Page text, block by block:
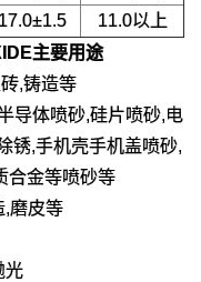
17.0±1.5
11.0以上
主要用途
,铸造等
导体喷砂,硅片喷砂,电
锈,手机壳手机盖喷砂,
合金等喷砂等
,磨皮等
光